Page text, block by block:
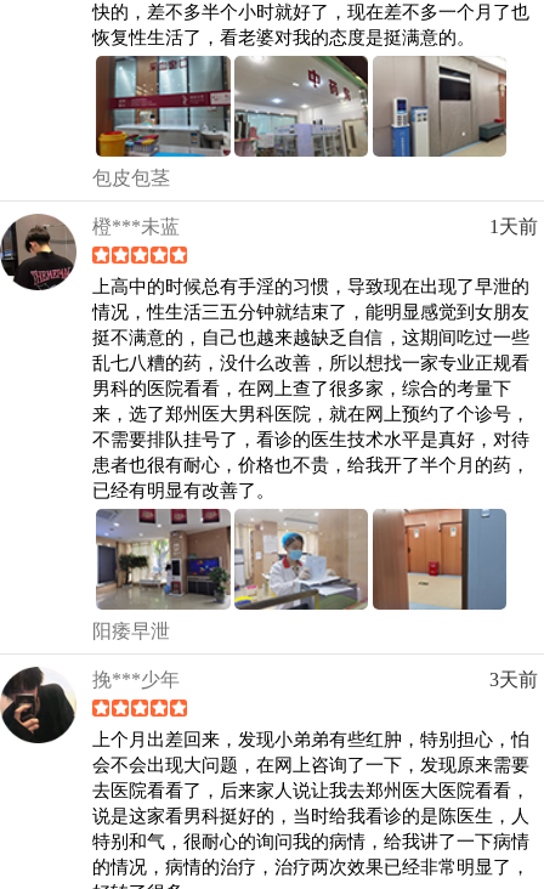
快的，差不多半个小时就好了，现在差不多一个月了也
恢复性生活了，看老婆对我的态度是挺满意的。
包皮包茎
橙***未蓝 1天前
上高中的时候总有手淫的习惯，导致现在出现了早泄的
情况，性生活三五分钟就结束了，能明显感觉到女朋友
挺不满意的，自己也越来越缺乏自信，这期间吃过一些
乱七八糟的药，没什么改善，所以想找一家专业正规看
男科的医院看看，在网上查了很多家，综合的考量下
来，选了郑州医大男科医院，就在网上预约了个诊号，
不需要排队挂号了，看诊的医生技术水平是真好，对待
患者也很有耐心，价格也不贵，给我开了半个月的药，
已经有明显有改善了。
阳痿早泄
挽***少年 3天前
上个月出差回来，发现小弟弟有些红肿，特别担心，怕
会不会出现大问题，在网上咨询了一下，发现原来需要
去医院看看了，后来家人说让我去郑州医大医院看看，
说是这家看男科挺好的，当时给我看诊的是陈医生，人
特别和气，很耐心的询问我的病情，给我讲了一下病情
的情况，病情的治疗，治疗两次效果已经非常明显了，